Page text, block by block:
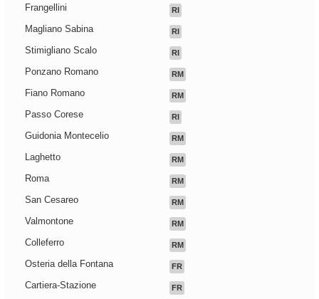
Frangellini RI
Magliano Sabina RI
Stimigliano Scalo RI
Ponzano Romano RM
Fiano Romano RM
Passo Corese RI
Guidonia Montecelio RM
Laghetto RM
Roma RM
San Cesareo RM
Valmontone RM
Colleferro RM
Osteria della Fontana FR
Cartiera-Stazione FR